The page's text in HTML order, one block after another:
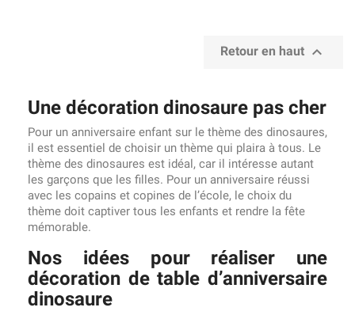
Retour en haut 
Une décoration dinosaure pas cher
Pour un anniversaire enfant sur le thème des dinosaures,
il est essentiel de choisir un thème qui plaira à tous. Le
thème des dinosaures est idéal, car il intéresse autant
les garçons que les filles. Pour un anniversaire réussi
avec les copains et copines de l’école, le choix du
thème doit captiver tous les enfants et rendre la fête
mémorable.
Nos idées pour réaliser une
décoration de table d’anniversaire
dinosaure